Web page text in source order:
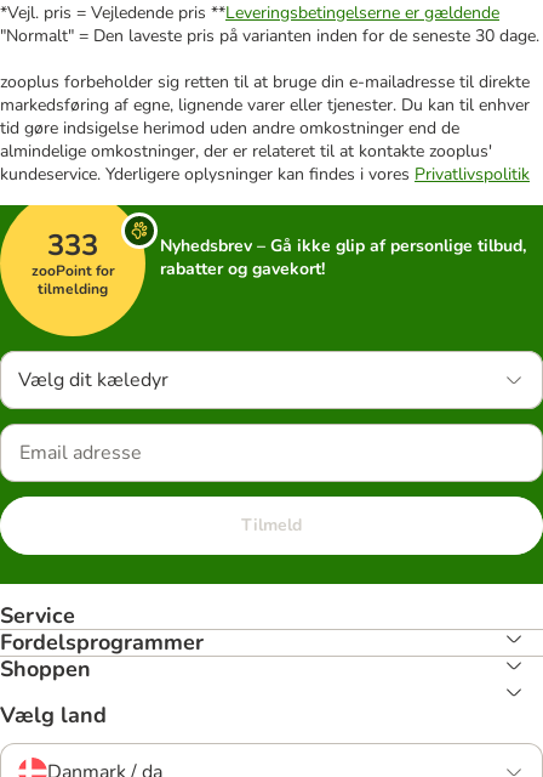
*Vejl. pris = Vejledende pris **Leveringsbetingelserne er gældende
"Normalt" = Den laveste pris på varianten inden for de seneste 30 dage.
zooplus forbeholder sig retten til at bruge din e-mailadresse til direkte
markedsføring af egne, lignende varer eller tjenester. Du kan til enhver
tid gøre indsigelse herimod uden andre omkostninger end de
almindelige omkostninger, der er relateret til at kontakte zooplus'
kundeservice. Yderligere oplysninger kan findes i vores Privatlivspolitik
333
zooPoint for
tilmelding
Nyhedsbrev – Gå ikke glip af personlige tilbud,
rabatter og gavekort!
Vælg dit kæledyr
Tilmeld
Service
Fordelsprogrammer
Shoppen
Vælg land